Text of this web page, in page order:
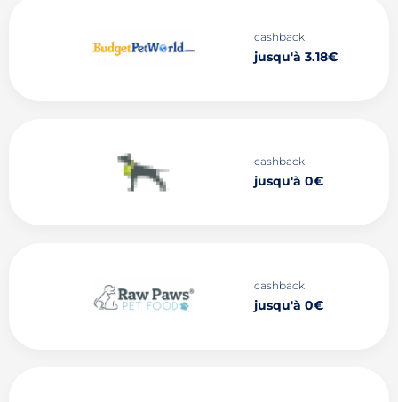
cashback
jusqu'à 3.18€
cashback
jusqu'à 0€
cashback
jusqu'à 0€